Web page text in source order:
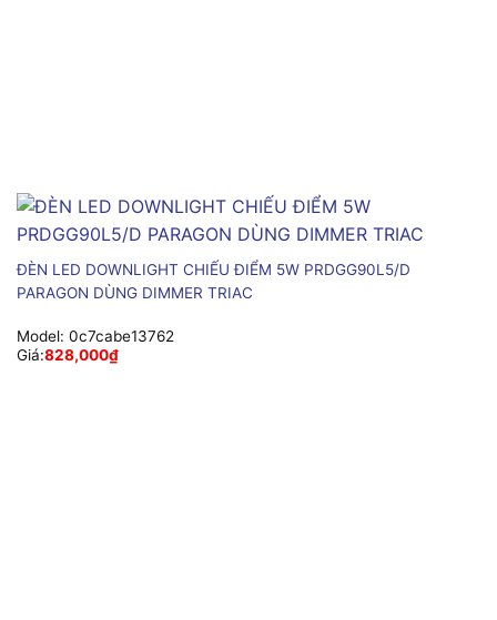
ĐÈN LED DOWNLIGHT CHIẾU ĐIỂM 5W PRDGG90L5/D
PARAGON DÙNG DIMMER TRIAC
Model: 0c7cabe13762
Giá:828,000₫